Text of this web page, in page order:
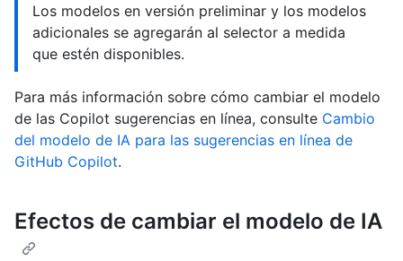
Los modelos en versión preliminar y los modelos
adicionales se agregarán al selector a medida
que estén disponibles.
Para más información sobre cómo cambiar el modelo
de las Copilot sugerencias en línea, consulte Cambio
del modelo de IA para las sugerencias en línea de
GitHub Copilot.
Efectos de cambiar el modelo de IA